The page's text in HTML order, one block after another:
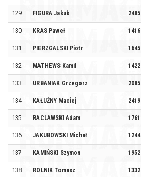
129 FIGURA Jakub 2485
130 KRAS Paweł 1416
131 PIERZGALSKI Piotr 1645
132 MATHEWS Kamil 1422
133 URBANIAK Grzegorz 2085
134 KAŁUŻNY Maciej 2419
135 RACLAWSKI Adam 1761
136 JAKUBOWSKI Michał 1244
137 KAMIŃSKI Szymon 1952
138 ROLNIK Tomasz 1332